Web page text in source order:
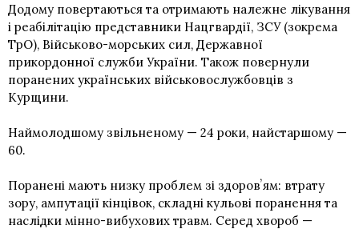
Додому повертаються та отримають належне лікування
і реабілітацію представники Нацгвардії, ЗСУ (зокрема
ТрО), Військово-морських сил, Державної
прикордонної служби України. Також повернули
поранених українських військовослужбовців з
Курщини.
Наймолодшому звільненому — 24 роки, найстаршому —
60.
Поранені мають низку проблем зі здоровʼям: втрату
зору, ампутації кінцівок, складні кульові поранення та
наслідки мінно-вибухових травм. Серед хвороб —